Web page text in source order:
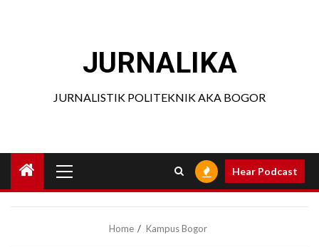
JURNALIKA
JURNALISTIK POLITEKNIK AKA BOGOR
Menu
Hear Podcast
Home Kampus Bogor